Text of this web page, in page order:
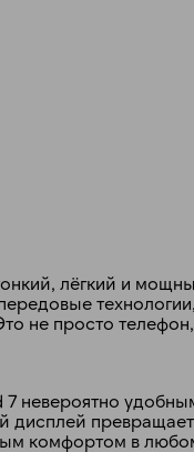
лёгкий и
не просто
7 невероятно
дисплей
комфортом в
51